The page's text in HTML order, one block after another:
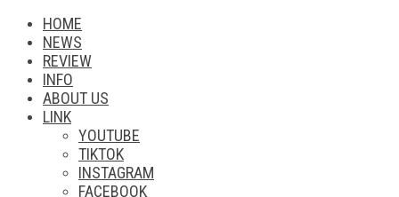
HOME
NEWS
REVIEW
INFO
ABOUT US
LINK
YOUTUBE
TIKTOK
INSTAGRAM
FACEBOOK